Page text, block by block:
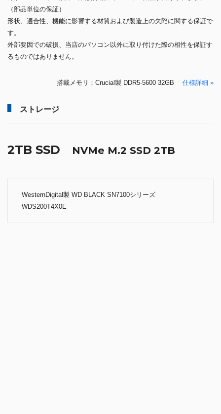
（部品単位の保証）
形状、適合性、機能に影響する材質および製造上の欠陥に関する保証で
す。
外部要因での破損、当店のパソコン以外に取り付けた際の相性を保証す
るものではありません。
搭載メモリ：Crucial製 DDR5-5600 32GB 仕様詳細 »
ストレージ
2TB SSD NVMe M.2 SSD 2TB
WesternDigital製 WD BLACK SN7100シリーズ
WDS200T4X0E